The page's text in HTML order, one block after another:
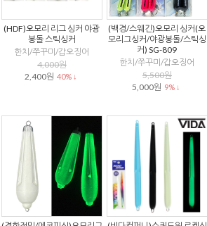
(HDF)오모리 리그 싱커 야광
봉돌 스틱싱커
한치/쭈꾸미/갑오징어
4,000원
2,400원 40% ↓
(백경/스웨긴)오모리 싱커(오
모리그싱커/야광봉돌/스틱싱
커) SG-809
한치/쭈꾸미/갑오징어
5,500원
5,000원 9% ↓